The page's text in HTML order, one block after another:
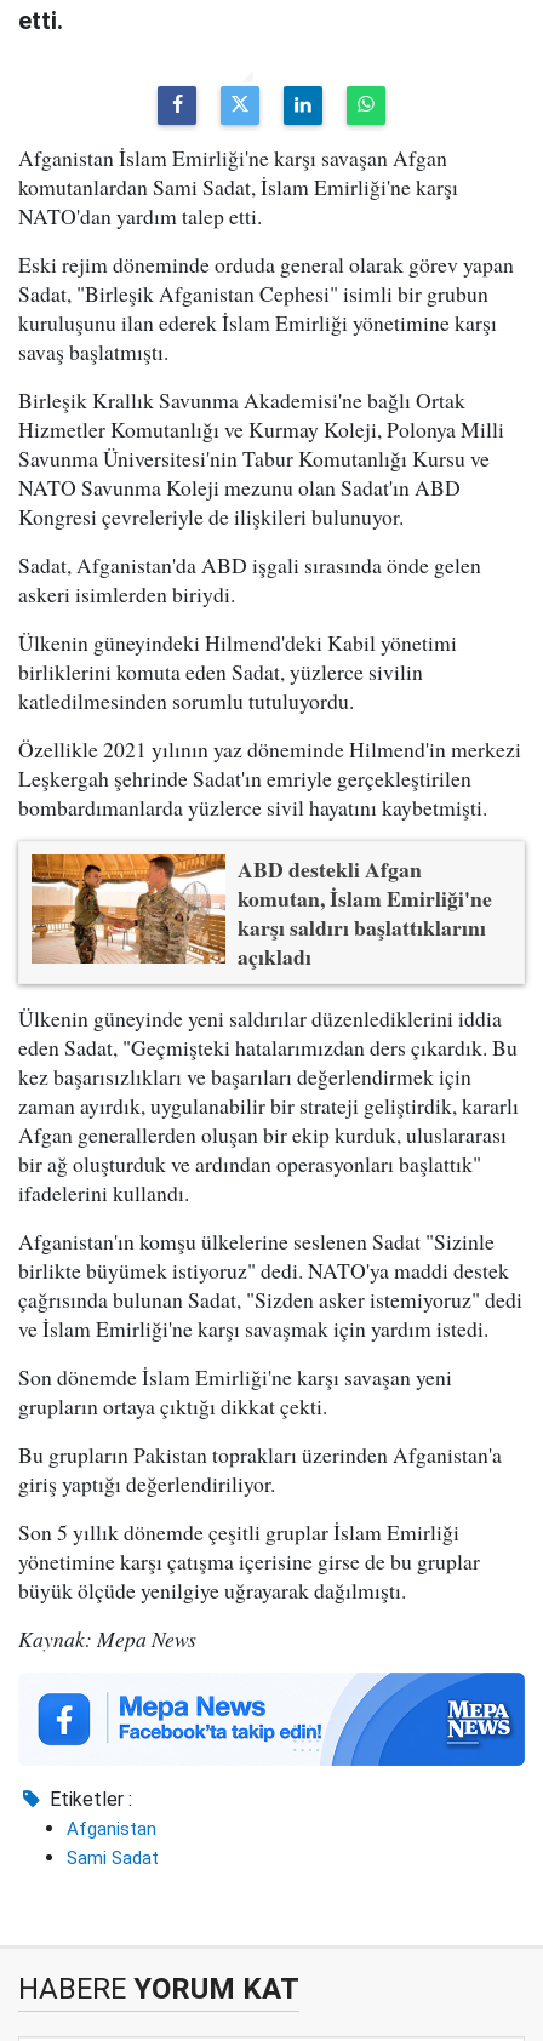
etti.
Afganistan İslam Emirliği'ne karşı savaşan Afgan
komutanlardan Sami Sadat, İslam Emirliği'ne karşı
NATO'dan yardım talep etti.
Eski rejim döneminde orduda general olarak görev yapan
Sadat, "Birleşik Afganistan Cephesi" isimli bir grubun
kuruluşunu ilan ederek İslam Emirliği yönetimine karşı
savaş başlatmıştı.
Birleşik Krallık Savunma Akademisi'ne bağlı Ortak
Hizmetler Komutanlığı ve Kurmay Koleji, Polonya Milli
Savunma Üniversitesi'nin Tabur Komutanlığı Kursu ve
NATO Savunma Koleji mezunu olan Sadat'ın ABD
Kongresi çevreleriyle de ilişkileri bulunuyor.
Sadat, Afganistan'da ABD işgali sırasında önde gelen
askeri isimlerden biriydi.
Ülkenin güneyindeki Hilmend'deki Kabil yönetimi
birliklerini komuta eden Sadat, yüzlerce sivilin
katledilmesinden sorumlu tutuluyordu.
Özellikle 2021 yılının yaz döneminde Hilmend'in merkezi
Leşkergah şehrinde Sadat'ın emriyle gerçekleştirilen
bombardımanlarda yüzlerce sivil hayatını kaybetmişti.
ABD destekli Afgan
komutan, İslam Emirliği'ne
karşı saldırı başlattıklarını
açıkladı
Ülkenin güneyinde yeni saldırılar düzenlediklerini iddia
eden Sadat, "Geçmişteki hatalarımızdan ders çıkardık. Bu
kez başarısızlıkları ve başarıları değerlendirmek için
zaman ayırdık, uygulanabilir bir strateji geliştirdik, kararlı
Afgan generallerden oluşan bir ekip kurduk, uluslararası
bir ağ oluşturduk ve ardından operasyonları başlattık"
ifadelerini kullandı.
Afganistan'ın komşu ülkelerine seslenen Sadat "Sizinle
birlikte büyümek istiyoruz" dedi. NATO'ya maddi destek
çağrısında bulunan Sadat, "Sizden asker istemiyoruz" dedi
ve İslam Emirliği'ne karşı savaşmak için yardım istedi.
Son dönemde İslam Emirliği'ne karşı savaşan yeni
grupların ortaya çıktığı dikkat çekti.
Bu grupların Pakistan toprakları üzerinden Afganistan'a
giriş yaptığı değerlendiriliyor.
Son 5 yıllık dönemde çeşitli gruplar İslam Emirliği
yönetimine karşı çatışma içerisine girse de bu gruplar
büyük ölçüde yenilgiye uğrayarak dağılmıştı.
Kaynak: Mepa News
Etiketler :
Afganistan
Sami Sadat
HABERE YORUM KAT